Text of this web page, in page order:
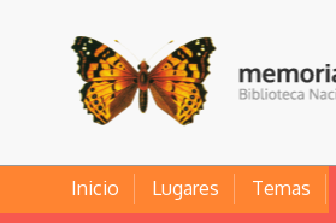
Inicio Lugares Temas